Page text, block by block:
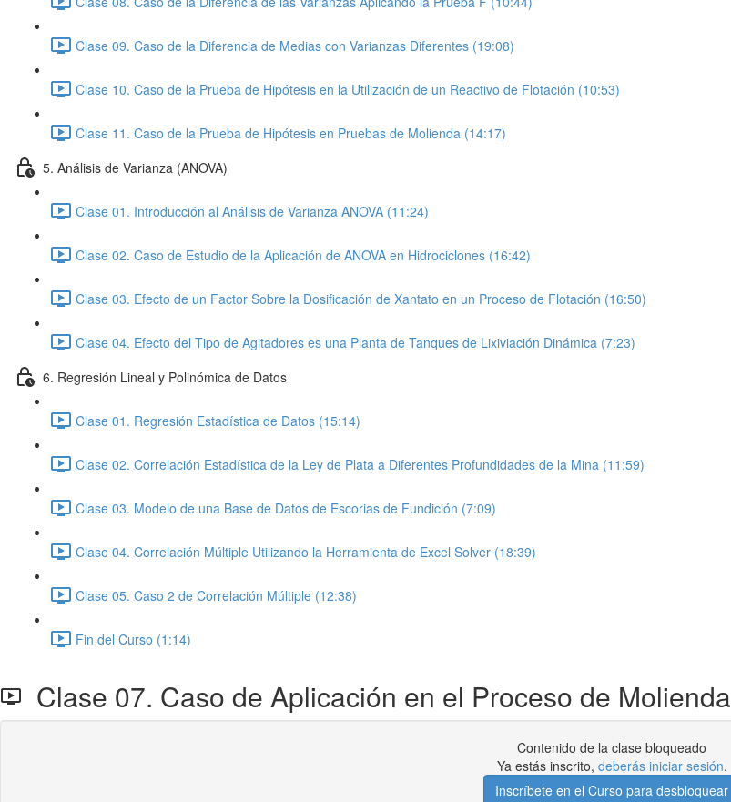
Clase 09. Caso de la Diferencia de Medias con Varianzas Diferentes (19:08)
Clase 10. Caso de la Prueba de Hipótesis en la Utilización de un Reactivo de Flotación (10:53)
Clase 11. Caso de la Prueba de Hipótesis en Pruebas de Molienda (14:17)
5. Análisis de Varianza (ANOVA)
Clase 01. Introducción al Análisis de Varianza ANOVA (11:24)
Clase 02. Caso de Estudio de la Aplicación de ANOVA en Hidrociclones (16:42)
Clase 03. Efecto de un Factor Sobre la Dosificación de Xantato en un Proceso de Flotación (16:50)
Clase 04. Efecto del Tipo de Agitadores es una Planta de Tanques de Lixiviación Dinámica (7:23)
6. Regresión Lineal y Polinómica de Datos
Clase 01. Regresión Estadística de Datos (15:14)
Clase 02. Correlación Estadística de la Ley de Plata a Diferentes Profundidades de la Mina (11:59)
Clase 03. Modelo de una Base de Datos de Escorias de Fundición (7:09)
Clase 04. Correlación Múltiple Utilizando la Herramienta de Excel Solver (18:39)
Clase 05. Caso 2 de Correlación Múltiple (12:38)
Fin del Curso (1:14)
Clase 07. Caso de Aplicación en el Proceso de Molienda
Contenido de la clase bloqueado
Ya estás inscrito, deberás iniciar sesión.
Inscríbete en el Curso para desbloquear